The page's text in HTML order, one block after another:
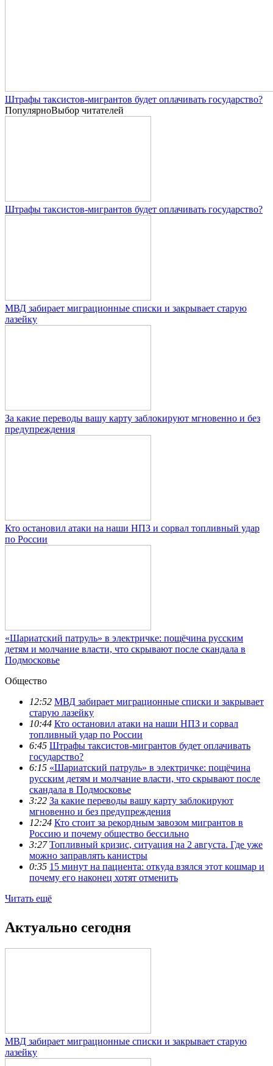
Штрафы таксистов-мигрантов будет оплачивать государство?
ПопулярноВыбор читателей
Штрафы таксистов-мигрантов будет оплачивать государство?
МВД забирает миграционные списки и закрывает старую
лазейку
За какие переводы вашу карту заблокируют мгновенно и без
предупреждения
Кто остановил атаки на наши НПЗ и сорвал топливный удар
по России
«Шариатский патруль» в электричке: пощёчина русским
детям и молчание власти, что скрывают после скандала в
Подмосковье
Общество
12:52 МВД забирает миграционные списки и закрывает
старую лазейку
10:44 Кто остановил атаки на наши НПЗ и сорвал
топливный удар по России
6:45 Штрафы таксистов-мигрантов будет оплачивать
государство?
6:15 «Шариатский патруль» в электричке: пощёчина
русским детям и молчание власти, что скрывают после
скандала в Подмосковье
3:22 За какие переводы вашу карту заблокируют
мгновенно и без предупреждения
12:24 Кто стоит за рекордным завозом мигрантов в
Россию и почему общество бессильно
3:27 Топливный кризис, ситуация на 2 августа. Где уже
можно заправлять канистры
0:35 15 минут на пациента: откуда взялся этот кошмар и
почему его наконец хотят отменить
Читать ещё
Актуально сегодня
МВД забирает миграционные списки и закрывает старую
лазейку